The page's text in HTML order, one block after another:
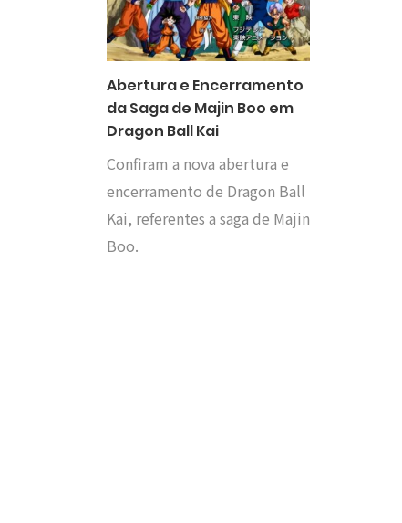
Abertura e Encerramento
da Saga de Majin Boo em
Dragon Ball Kai
Confiram a nova abertura e
encerramento de Dragon Ball
Kai, referentes a saga de Majin
Boo.